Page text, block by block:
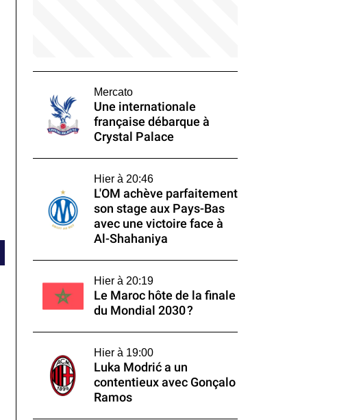
Mercato
Une internationale
française débarque à
Crystal Palace
Hier à 20:46
L'OM achève parfaitement
son stage aux Pays-Bas
avec une victoire face à
Al-Shahaniya
Hier à 20:19
Le Maroc hôte de la finale
du Mondial 2030 ?
Hier à 19:00
Luka Modrić a un
contentieux avec Gonçalo
Ramos